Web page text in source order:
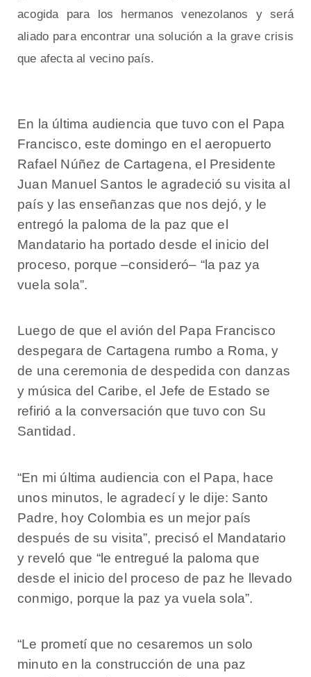
acogida para los hermanos venezolanos y será
aliado para encontrar una solución a la grave crisis
que afecta al vecino país.
En la última audiencia que tuvo con el Papa
Francisco, este domingo en el aeropuerto
Rafael Núñez de Cartagena, el Presidente
Juan Manuel Santos le agradeció su visita al
país y las enseñanzas que nos dejó, y le
entregó la paloma de la paz que el
Mandatario ha portado desde el inicio del
proceso, porque –consideró– “la paz ya
vuela sola”.
Luego de que el avión del Papa Francisco
despegara de Cartagena rumbo a Roma, y
de una ceremonia de despedida con danzas
y música del Caribe, el Jefe de Estado se
refirió a la conversación que tuvo con Su
Santidad.
“En mi última audiencia con el Papa, hace
unos minutos, le agradecí y le dije: Santo
Padre, hoy Colombia es un mejor país
después de su visita”, precisó el Mandatario
y reveló que “le entregué la paloma que
desde el inicio del proceso de paz he llevado
conmigo, porque la paz ya vuela sola”.
“Le prometí que no cesaremos un solo
minuto en la construcción de una paz